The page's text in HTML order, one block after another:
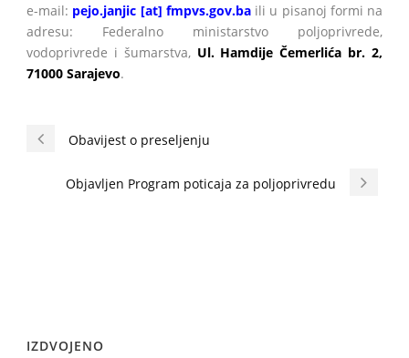
e-mail: pejo.janjic [at] fmpvs.gov.baili u pisanoj formi na
adresu: Federalno ministarstvo poljoprivrede,
vodoprivrede i šumarstva, Ul. Hamdije Čemerlića br. 2,
71000 Sarajevo.
Obavijest o preseljenju
Objavljen Program poticaja za poljoprivredu
IZDVOJENO